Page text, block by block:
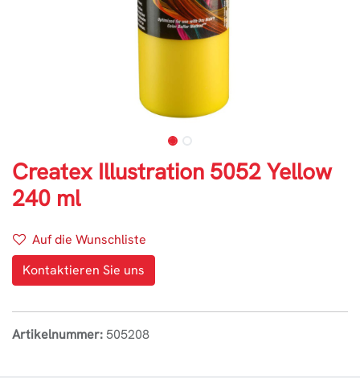
Createx Illustration 5052 Yellow
240 ml
Auf die Wunschliste
Kontaktieren Sie uns
Artikelnummer:505208